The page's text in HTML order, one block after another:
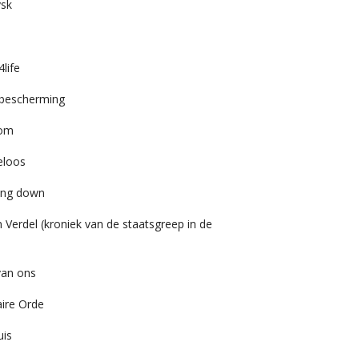
down
Verdel (kroniek van de staatsgreep in de
ons
Orde